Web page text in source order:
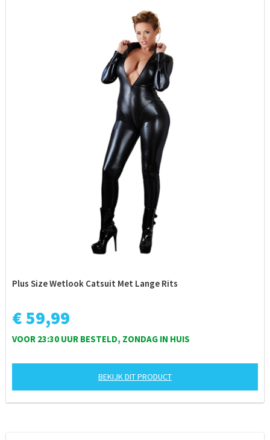
Plus Size Wetlook Catsuit Met Lange Rits
€ 59,99
VOOR 23:30 UUR BESTELD, ZONDAG IN HUIS
BEKIJK DIT PRODUCT